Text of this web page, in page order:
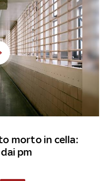
morto in cella:
pm